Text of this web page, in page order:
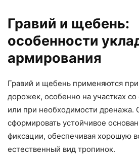
Гравий и щебень:
особенности
армирования
Гравий и щебень применяются
дорожек, особенно на участках
или при необходимости дренажа.
сформировать устойчивое
фиксации, обеспечивая хорошую
естественный вид тропинок.